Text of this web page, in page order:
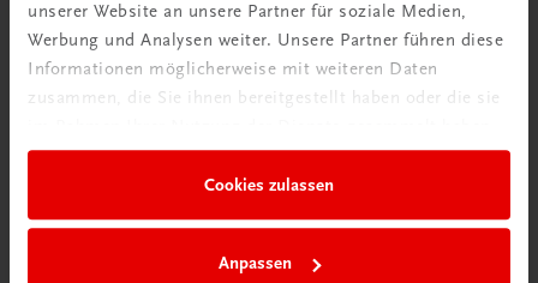
unserer Website an unsere Partner für soziale Medien,
Werbung und Analysen weiter. Unsere Partner führen diese
Informationen möglicherweise mit weiteren Daten
zusammen, die Sie ihnen bereitgestellt haben oder die sie
Cookies zulassen
Anpassen
Produkte.
mehr erfahren
Wir sind gerne für Sie da
TRAUNER Verlag + Buchservice GmbH